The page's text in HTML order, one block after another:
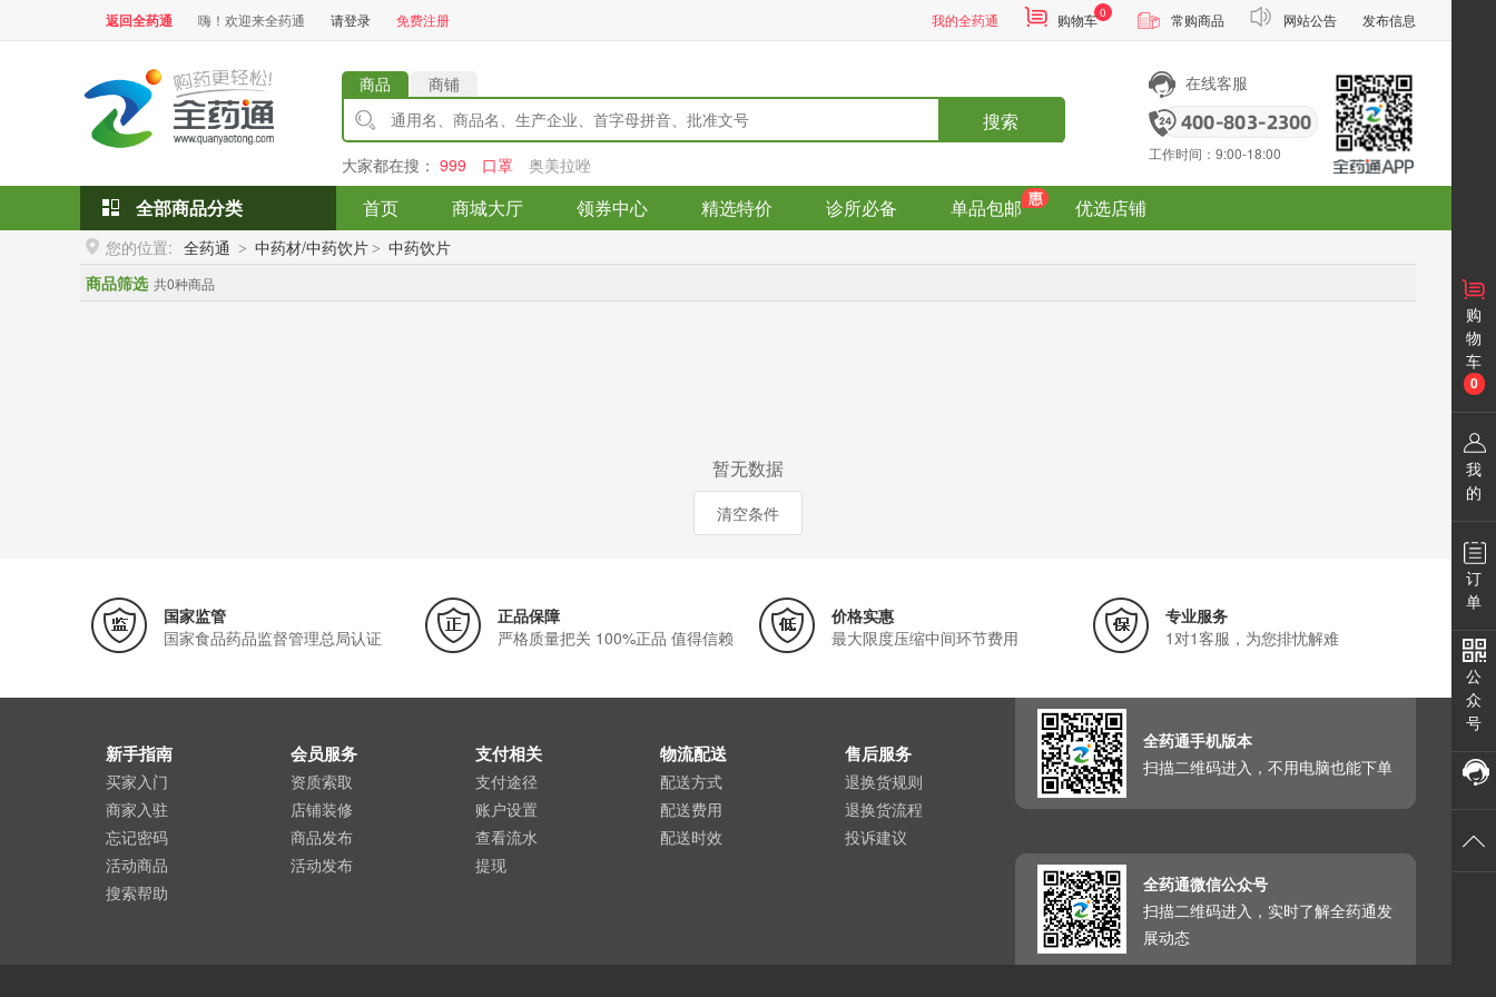
返回全药通 嗨！欢迎来全药通 请登录 免费注册 我的全药通 购物车0 常购商品 网站公告 发布信息
商品 商铺
搜索
大家都在搜： 999 口罩 奥美拉唑
在线客服
工作时间：9:00-18:00
全部商品分类 首页 商城大厅 领券中心 精选特价 诊所必备 单品包邮 优选店铺
您的位置: 全药通 > 中药材/中药饮片 > 中药饮片
商品筛选 共0种商品
暂无数据
清空条件
购
物
车
0
我
的
订
单
公
众
号
国家监管
国家食品药品监督管理总局认证
正品保障
严格质量把关 100%正品 值得信赖
价格实惠
最大限度压缩中间环节费用
专业服务
1对1客服，为您排忧解难
新手指南
买家入门
商家入驻
忘记密码
活动商品
搜索帮助
会员服务
资质索取
店铺装修
商品发布
活动发布
支付相关
支付途径
账户设置
查看流水
提现
物流配送
配送方式
配送费用
配送时效
售后服务
退换货规则
退换货流程
投诉建议
全药通手机版本
扫描二维码进入，不用电脑也能下单
全药通微信公众号
扫描二维码进入，实时了解全药通发
展动态